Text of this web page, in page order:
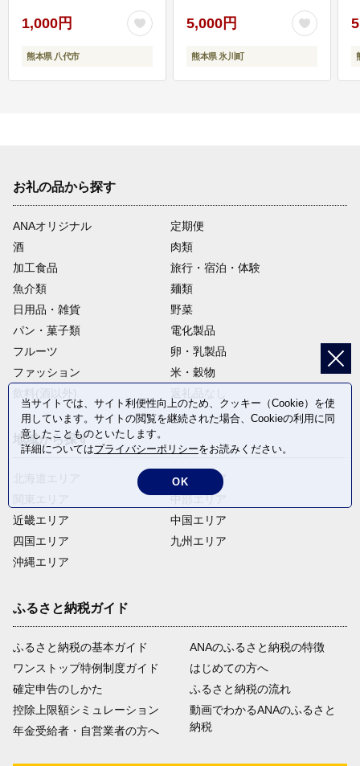
1,000円
熊本県 八代市
5,000円
熊本県 氷川町
お礼の品から探す
ANAオリジナル
定期便
酒
肉類
加工食品
旅行・宿泊・体験
魚介類
麺類
日用品・雑貨
野菜
パン・菓子類
電化製品
フルーツ
卵・乳製品
ファッション
米・穀物
地域から探す
近畿エリア
四国エリア
沖縄エリア
東北エリア
中部エリア
中国エリア
九州エリア
ふるさと納税ガイド
ふるさと納税の基本ガイド
ワンストップ特例制度ガイド
確定申告のしかた
控除上限額シミュレーション
年金受給者・自営業者の方へ
ANAのふるさと納税の特徴
はじめての方へ
ふるさと納税の流れ
動画でわかるANAのふるさと
納税
当サイトでは、サイト利便性向上のため、クッキー（Cookie）を使
用しています。サイトの閲覧を継続された場合、Cookieの利用に同
意したことものといたします。
詳細についてはプライバシーポリシーをお読みください。
OK